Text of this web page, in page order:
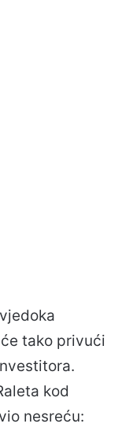
tako privući
kod
nesreću: